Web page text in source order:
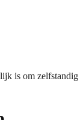
is om